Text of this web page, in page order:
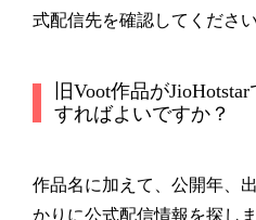
式配信先を確認してください
旧Voot作品が
すればよいですか？
作品名に加えて、公開年、
かりに公式配信情報を探し